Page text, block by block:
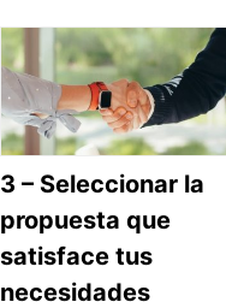
3 – Seleccionar la
propuesta que
satisface tus
necesidades